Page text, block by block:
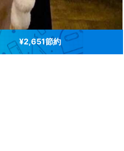
¥2,651節約